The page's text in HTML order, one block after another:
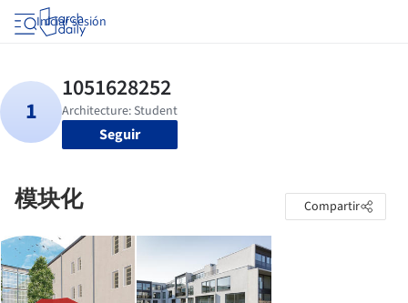
Iniciar sesión
Seguir
模块化 Compartir